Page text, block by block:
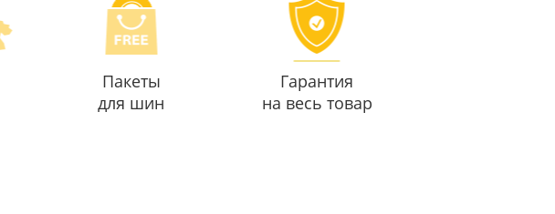
Пакеты
для шин
Гарантия
на весь товар